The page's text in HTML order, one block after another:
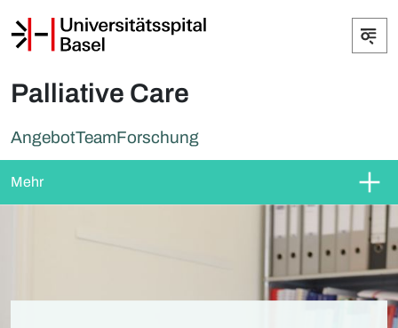
Palliative Care
AngebotTeamForschung
Mehr